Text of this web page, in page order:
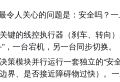
令人关心的问题是：安全吗？
关键的线控执行器（刹车、转向
，一台宕机，另一台同步切换。
决策模块并行运行一套独立的“
界、是否接近障碍物过快）。